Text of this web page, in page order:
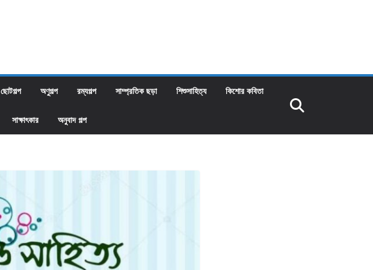
ছোটগল্প অণুগল্প রম্যগল্প সাম্প্রতিক ছড়া শিশুসাহিত্য কিশোর কবিতা
সাক্ষাৎকার অনুবাদ গল্প